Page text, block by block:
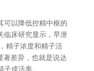
可以降低控精中枢的
临床研究显示，早泄
精子浓度和精子活
著差异，也就是说达
成活率。